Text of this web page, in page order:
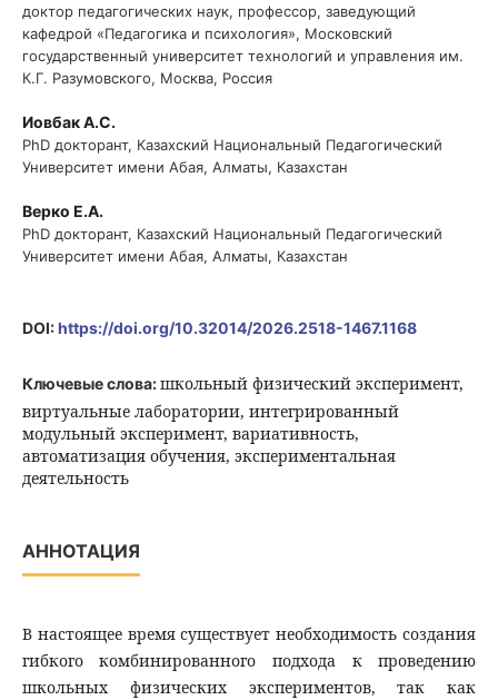
доктор педагогических наук, профессор, заведующий
кафедрой «Педагогика и психология», Московский
государственный университет технологий и управления им.
К.Г. Разумовского, Москва, Россия
Иовбак А.С.
PhD докторант, Казахский Национальный Педагогический
Университет имени Абая, Алматы, Казахстан
Верко Е.А.
PhD докторант, Казахский Национальный Педагогический
Университет имени Абая, Алматы, Казахстан
DOI:https://doi.org/10.32014/2026.2518-1467.1168
Ключевые слова:школьный физический эксперимент,
виртуальные лаборатории, интегрированный
модульный эксперимент, вариативность,
автоматизация обучения, экспериментальная
деятельность
АННОТАЦИЯ
В настоящее время существует необходимость создания
гибкого комбинированного подхода к проведению
школьных физических экспериментов, так как